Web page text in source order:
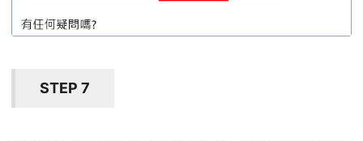
STEP 7